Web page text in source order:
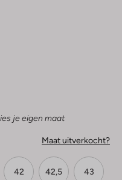
je eigen maat
Maat uitverkocht?
42 42,5 43